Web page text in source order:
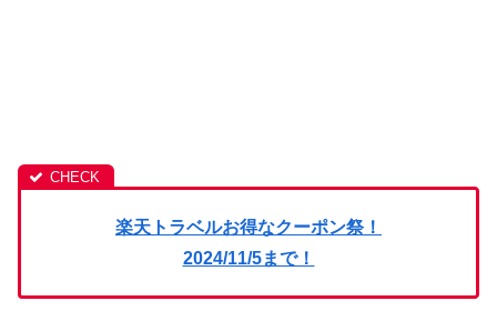
楽天トラベルお得なクーポン祭！
2024/11/5まで！